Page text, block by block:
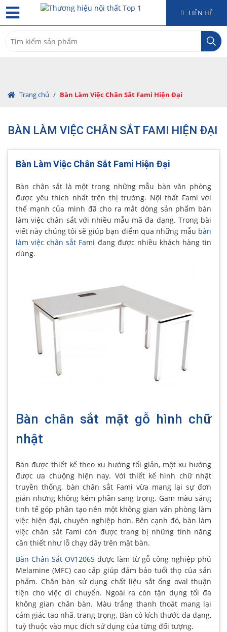
LIÊN HỆ
for:
Trang chủ / Bàn Làm Việc Chân Sắt Fami Hiện Đại
BÀN LÀM VIỆC CHÂN SẮT FAMI HIỆN ĐẠI
Bàn Làm Việc Chân Sắt Fami Hiện Đại
Bàn chân sắt là một trong những mẫu bàn văn phòng
được yêu thích nhất trên thị trường. Nội thất Fami với
thế mạnh của mình đã cho ra mắt dòng sản phẩm bàn
làm việc chân sắt với nhiều mẫu mã đa dạng. Trong bài
viết này chúng tôi sẽ giúp bạn điểm qua những mẫu bàn
làm việc chân sắt Fami đang được nhiều khách hàng tin
dùng.
Bàn chân sắt mặt gỗ hình chữ
nhật
Bàn được thiết kế theo xu hướng tối giản, một xu hướng
được ưa chuộng hiện nay. Với thiết kế hình chữ nhật
truyền thống, bàn chân sắt Fami vừa mang lại sự đơn
giản nhưng không kém phần sang trọng. Gam màu sáng
tinh tế góp phần tạo nên một không gian văn phòng làm
việc hiện đại, chuyên nghiệp hơn. Bên cạnh đó, bàn làm
việc chân sắt Fami còn được trang bị những tính năng
cần thiết như lỗ chạy dây trên mặt bàn.
Bàn Chân Sắt OV1206S được làm từ gỗ công nghiệp phủ
Melamine (MFC) cao cấp giúp đảm bảo tuổi thọ của sẩn
phẩm. Chân bàn sử dụng chất liệu sắt ống oval thuận
tiện cho việc di chuyển. Ngoài ra còn tận dụng tối đa
không gian chân bàn. Màu trắng thanh thoát mang lại
cảm giác tao nhã, trang trọng. Bàn có kích thước đa dạng,
tuỳ thuộc vào mục đích sử dụng của từng đối tượng.